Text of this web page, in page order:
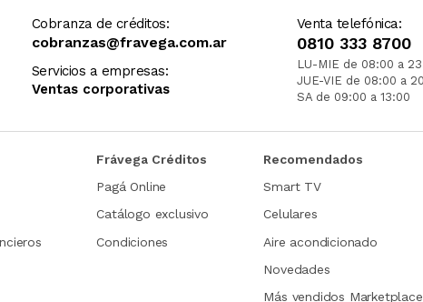
Cobranza de créditos:
cobranzas@fravega.com.ar
Servicios a empresas:
Ventas corporativas
Venta telefónica:
0810 333 8700
LU-MIE de 08:00 a
JUE-VIE de 08:00 a
SA de 09:00 a 13:00
Frávega Créditos
Pagá Online
Catálogo exclusivo
Condiciones
Recomendados
Smart TV
Celulares
Aire acondicionado
Novedades
Más vendidos Marketplace